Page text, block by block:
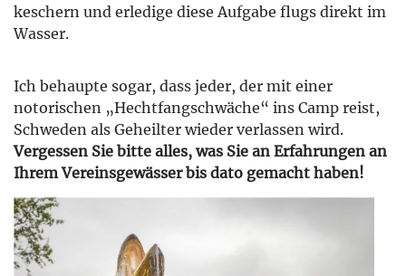
keschern und erledige diese Aufgabe flugs direkt im
Wasser.
Ich behaupte sogar, dass jeder, der mit einer
notorischen „Hechtfangschwäche“ ins Camp reist,
Schweden als Geheilter wieder verlassen wird.
Vergessen Sie bitte alles, was Sie an Erfahrungen an
Ihrem Vereinsgewässer bis dato gemacht haben!